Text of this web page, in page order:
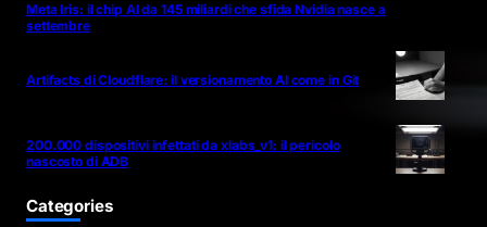
Meta Iris: il chip AI da 145 miliardi che sfida Nvidia nasce a
settembre
Artifacts di Cloudflare: il versionamento AI come in Git
200.000 dispositivi infettati da xlabs_v1: il pericolo
nascosto di ADB
Categories